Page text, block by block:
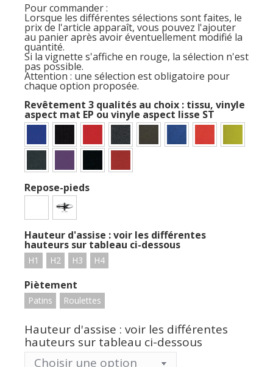
Pour commander :
Lorsque les différentes sélections sont faites, le
prix de l'article apparaît, vous pouvez l'ajouter
au panier après avoir éventuellement modifié la
quantité.
Si la vignette s'affiche en rouge, la sélection n'est
pas possible.
Attention : une sélection est obligatoire pour
chaque option proposée.
Revêtement 3 qualités au choix : tissu, vinyle
aspect mat EP ou vinyle aspect lisse ST
Repose-pieds
Hauteur d'assise : voir les différentes
hauteurs sur tableau ci-dessous
H1 H2 H3 H4
Piètement
Patins Roulettes
Hauteur d'assise : voir les différentes
hauteurs sur tableau ci-dessous